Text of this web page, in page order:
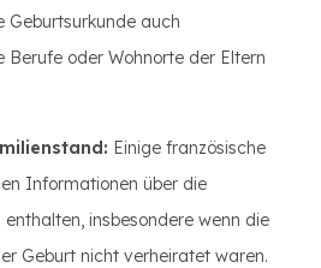
Geburtsurkunde auch
oder Wohnorte der Eltern
Einige französische
Informationen über die
insbesondere wenn die
Geburt nicht verheiratet waren.